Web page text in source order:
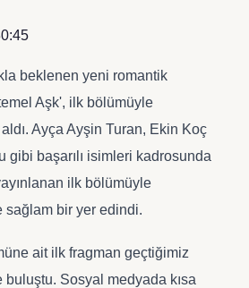
beklenen yeni romantik
Aşk', ilk bölümüyle
Ayça Ayşin Turan, Ekin Koç
gibi başarılı isimleri kadrosunda
ilk bölümüyle
sağlam bir yer edindi.
ait ilk fragman geçtiğimiz
Sosyal medyada kısa